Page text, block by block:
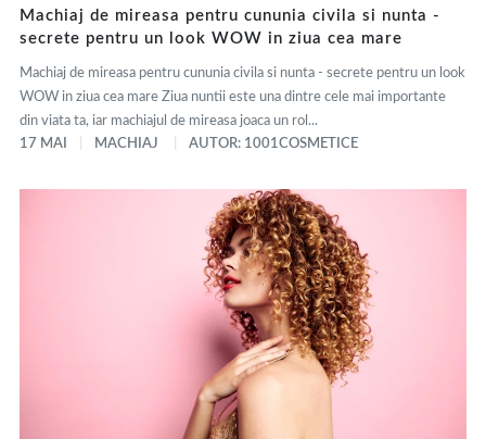
Machiaj de mireasa pentru cununia civila si nunta -
secrete pentru un look WOW in ziua cea mare
Machiaj de mireasa pentru cununia civila si nunta - secrete pentru un look
WOW in ziua cea mare Ziua nuntii este una dintre cele mai importante
din viata ta, iar machiajul de mireasa joaca un rol...
17 MAI
MACHIAJ AUTOR: 1001COSMETICE